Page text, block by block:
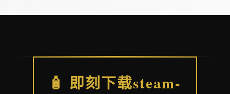
🧴 即刻下载steam-